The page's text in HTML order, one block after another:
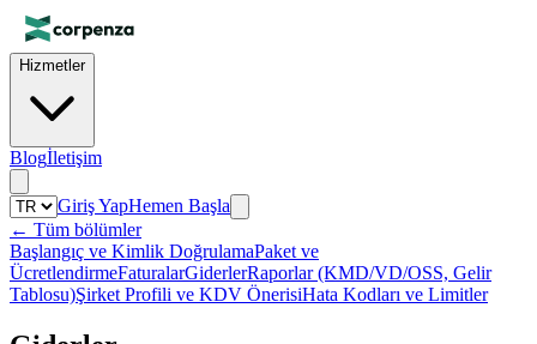
Hizmetler
Blogİletişim
Giriş YapHemen Başla
← Tüm bölümler
Başlangıç ve Kimlik DoğrulamaPaket ve
ÜcretlendirmeFaturalarGiderlerRaporlar (KMD/VD/OSS, Gelir
Tablosu)Şirket Profili ve KDV ÖnerisiHata Kodları ve Limitler